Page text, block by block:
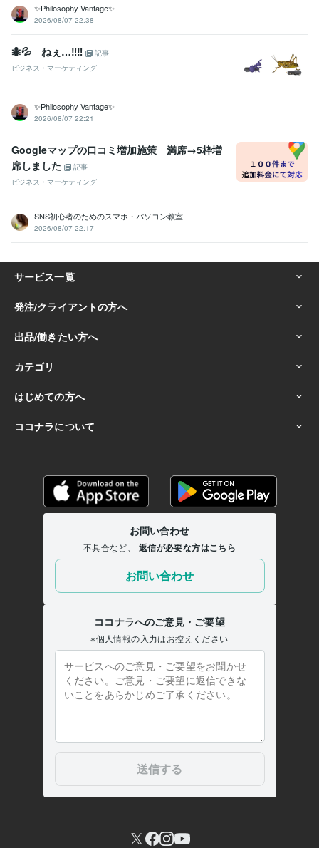
✨Philosophy Vantage✨
2026/08/07 22:38
🐜💦 ねぇ…‼️‼️
記事
ビジネス・マーケティング
✨Philosophy Vantage✨
2026/08/07 22:21
Googleマップの口コミ増加施策 満席→5枠増
席しました
記事
ビジネス・マーケティング
SNS初心者のためのスマホ・パソコン教室
2026/08/07 22:17